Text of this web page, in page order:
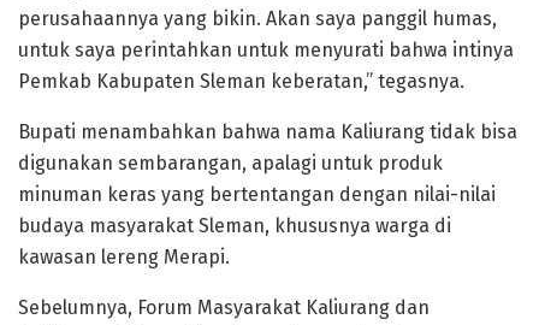
perusahaannya yang bikin. Akan saya panggil humas,
untuk saya perintahkan untuk menyurati bahwa intinya
Pemkab Kabupaten Sleman keberatan,” tegasnya.
Bupati menambahkan bahwa nama Kaliurang tidak bisa
digunakan sembarangan, apalagi untuk produk
minuman keras yang bertentangan dengan nilai-nilai
budaya masyarakat Sleman, khususnya warga di
kawasan lereng Merapi.
Sebelumnya, Forum Masyarakat Kaliurang dan